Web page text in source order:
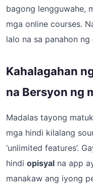
bagong lengguwahe,
mga online courses.
lalo na sa panahon
Kahalagahan
na Bersyon ng
Madalas tayong
mga hindi kilalang
‘unlimited features’.
hindi opisyal na app
manakaw ang iyong